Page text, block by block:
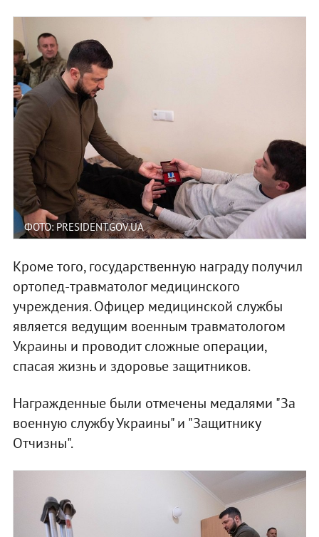
ФОТО: PRESIDENT.GOV.UA
Кроме того, государственную награду получил
ортопед-травматолог медицинского
учреждения. Офицер медицинской службы
является ведущим военным травматологом
Украины и проводит сложные операции,
спасая жизнь и здоровье защитников.
Награжденные были отмечены медалями "За
военную службу Украины" и "Защитнику
Отчизны".